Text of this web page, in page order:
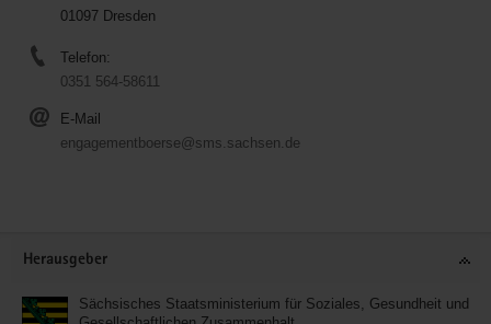
01097 Dresden
Telefon:
0351 564-58611
E-Mail
engagementboerse@sms.sachsen.de
Herausgeber
Sächsisches Staatsministerium für Soziales, Gesundheit und